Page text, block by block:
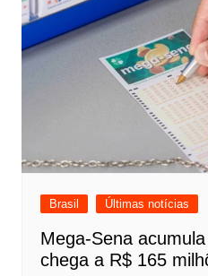
Brasil Últimas notícias
Mega-Sena
chega a R$ 165